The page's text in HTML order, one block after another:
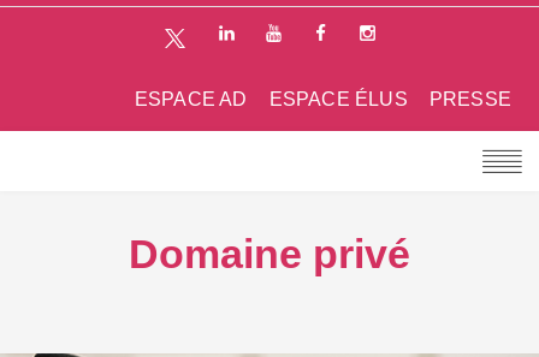
PRESSE
ESPACE ÉLUS
ESPACE AD
Domaine privé